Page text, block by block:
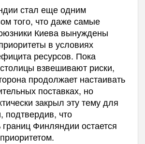
стал еще одним
того, что даже самые
Киева вынуждены
в условиях
ресурсов. Пока
взвешивают риски,
продолжает настаивать
поставках, но
закрыл эту тему для
подтвердив, что
границ Финляндии остается